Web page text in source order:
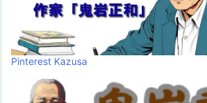
Pinterest Kazusa